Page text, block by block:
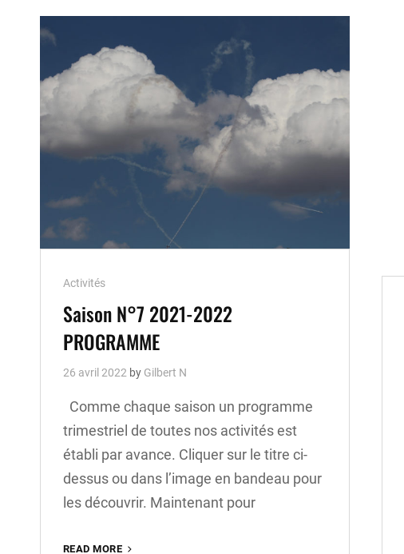
Cat
Links
Activités
Saison N°7 2021-2022
PROGRAMME
26 avril 2022 by Gilbert N
Comme chaque saison un programme
trimestriel de toutes nos activités est
établi par avance. Cliquer sur le titre ci-
dessus ou dans l’image en bandeau pour
les découvrir. Maintenant pour
READ MORE